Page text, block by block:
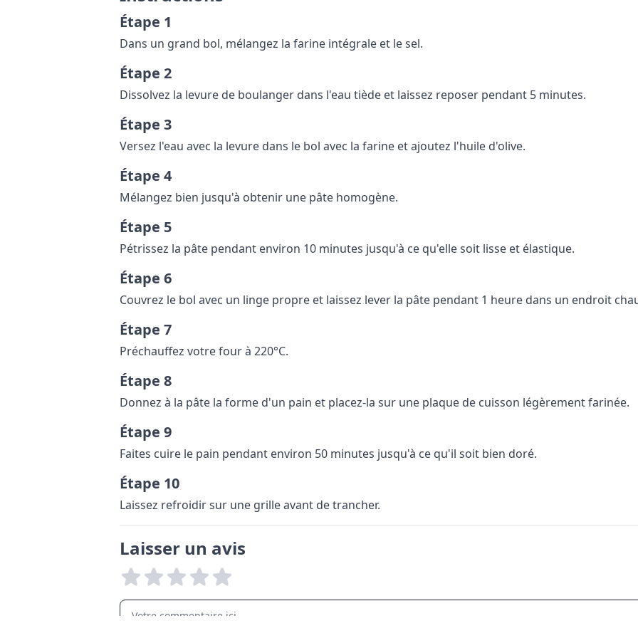
Étape 1
Dans un grand bol, mélangez la farine intégrale et le sel.
Étape 2
Dissolvez la levure de boulanger dans l'eau tiède et laissez reposer pendant 5 minutes.
Étape 3
Versez l'eau avec la levure dans le bol avec la farine et ajoutez l'huile d'olive.
Étape 4
Mélangez bien jusqu'à obtenir une pâte homogène.
Étape 5
Pétrissez la pâte pendant environ 10 minutes jusqu'à ce qu'elle soit lisse et élastique.
Étape 6
Couvrez le bol avec un linge propre et laissez lever la pâte pendant 1 heure dans un endroit
Étape 7
Préchauffez votre four à 220°C.
Étape 8
Donnez à la pâte la forme d'un pain et placez-la sur une plaque de cuisson légèrement farinée.
Étape 9
Faites cuire le pain pendant environ 50 minutes jusqu'à ce qu'il soit bien doré.
Étape 10
Laissez refroidir sur une grille avant de trancher.
Laisser un avis